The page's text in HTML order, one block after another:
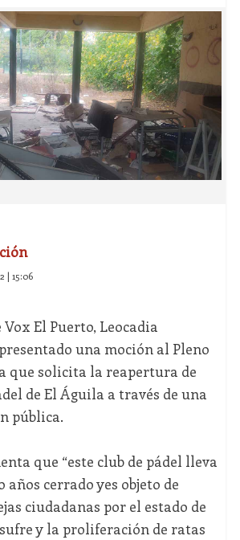
| 15:06
Vox El Puerto, Leocadia
una moción al Pleno
que solicita la reapertura de
de El Águila a través de una
pública.
que “este club de pádel lleva
años cerrado yes objeto de
ciudadanas por el estado de
y la proliferación de ratas